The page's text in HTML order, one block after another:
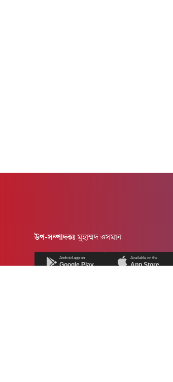
উপ-সম্পাদকঃমুহাম্মদ ওসমান
Android app on
Google Play
Available on the
App Store